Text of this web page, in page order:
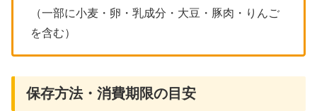
（一部に小麦・卵・乳成分・大豆・豚肉・りんご
を含む）
保存方法・消費期限の目安